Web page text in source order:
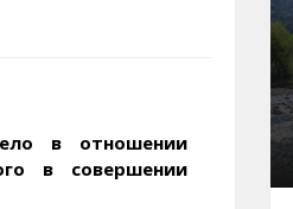
в отношении
в совершении